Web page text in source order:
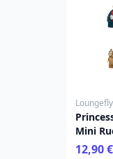
Loungefly
Mini
12,90 €